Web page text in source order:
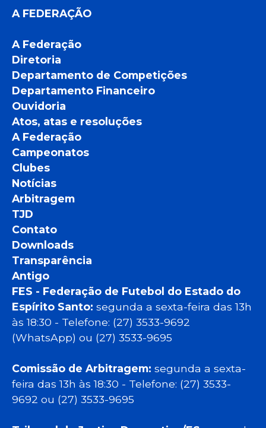
A FEDERAÇÃO
A Federação
Diretoria
Departamento de Competições
Departamento Financeiro
Ouvidoria
Atos, atas e resoluções
A Federação
Campeonatos
Clubes
Notícias
Arbitragem
TJD
Contato
Downloads
Transparência
Antigo
FES - Federação de Futebol do Estado do
Espírito Santo: segunda a sexta-feira das 13h
às 18:30 - Telefone: (27) 3533-9692
(WhatsApp) ou (27) 3533-9695
Comissão de Arbitragem: segunda a sexta-
feira das 13h às 18:30 - Telefone: (27) 3533-
9692 ou (27) 3533-9695